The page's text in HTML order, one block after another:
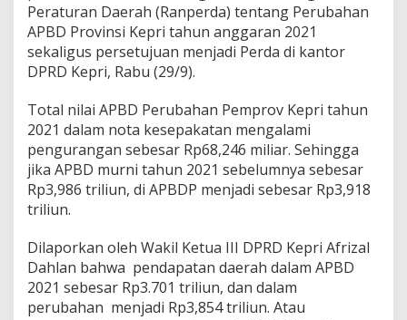
r
i
2
0
S
e
b
e
a
p
3
,
9
1
Peraturan Daerah (Ranperda) tentang Perubahan
APBD Provinsi Kepri tahun anggaran 2021
sekaligus persetujuan menjadi Perda di kantor
DPRD Kepri, Rabu (29/9).
Total nilai APBD Perubahan Pemprov Kepri tahun
2021 dalam nota kesepakatan mengalami
pengurangan sebesar Rp68,246 miliar. Sehingga
jika APBD murni tahun 2021 sebelumnya sebesar
Rp3,986 triliun, di APBDP menjadi sebesar Rp3,918
triliun.
Dilaporkan oleh Wakil Ketua III DPRD Kepri Afrizal
Dahlan bahwa pendapatan daerah dalam APBD
2021 sebesar Rp3.701 triliun, dan dalam
perubahan menjadi Rp3,854 triliun. Atau